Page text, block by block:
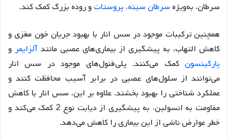
سرطان، به‌ویژه سرطان سینه، پروستاتو روده بزرگ کمک کند.
همچنین ترکیبات موجود در سس انار با بهبود جریان خون مغزی و
کاهش التهاب، به پیشگیری از بیماری‌های عصبی مانند آلزایمر و
پارکینسون کمک می‌کنند. پلی‌فنول‌های موجود در سس انار
می‌توانند از سلول‌های عصبی در برابر آسیب محافظت کنند و
عملکرد شناختی را بهبود بخشند. علاوه بر این، سس انار با کاهش
مقاومت به انسولین، به پیشگیری از دیابت نوع 2 کمک می‌کند و
خطر عوارض ناشی از این بیماری را کاهش می‌دهد.